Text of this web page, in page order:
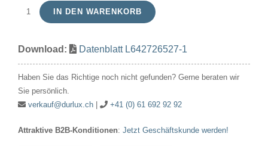
LED
MR16
50x54
230V
3.4W
IN DEN WARENKORB
Download: Datenblatt L642726527-1
Haben Sie das Richtige noch nicht gefunden? Gerne beraten wir
Sie persönlich.
verkauf@durlux.ch| +41 (0) 61 692 92 92
Attraktive B2B-Konditionen: Jetzt Geschäftskunde werden!